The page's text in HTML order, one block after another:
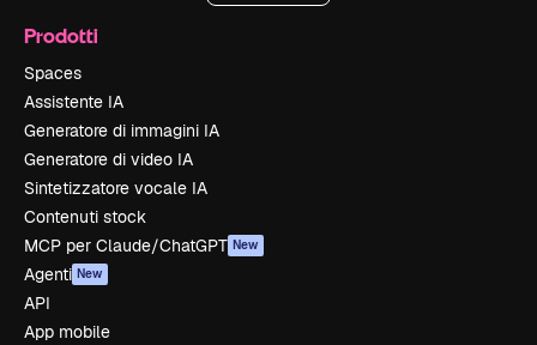
Prodotti
Spaces
Assistente IA
Generatore di immagini IA
Generatore di video IA
Sintetizzatore vocale IA
Contenuti stock
MCP per Claude/ChatGPT New
Agenti New
API
App mobile